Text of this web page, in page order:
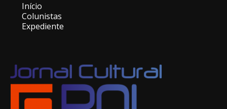
Início
Colunistas
Expediente